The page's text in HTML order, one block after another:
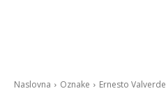
Naslovna Oznake Ernesto Valverde